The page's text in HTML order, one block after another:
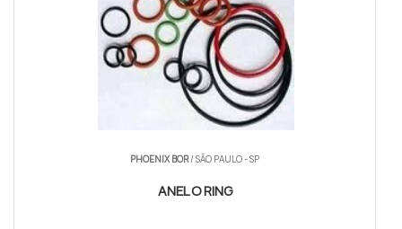
PHOENIX BOR/ SÃO PAULO - SP
ANEL O RING